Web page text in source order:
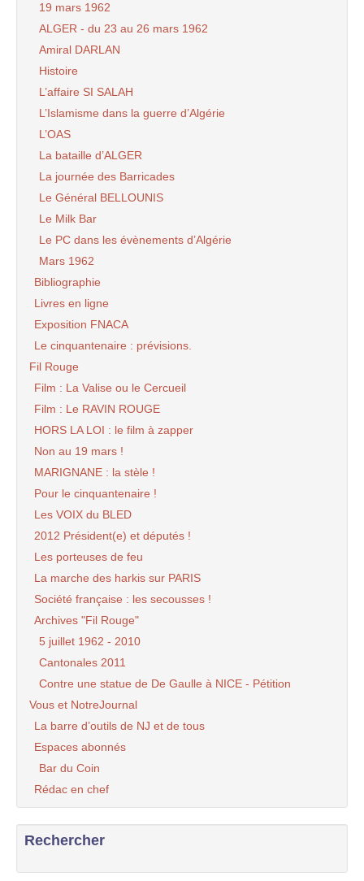
19 mars 1962
ALGER - du 23 au 26 mars 1962
Amiral DARLAN
Histoire
L’affaire SI SALAH
L’Islamisme dans la guerre d’Algérie
L’OAS
La bataille d’ALGER
La journée des Barricades
Le Général BELLOUNIS
Le Milk Bar
Le PC dans les évènements d’Algérie
Mars 1962
Bibliographie
Livres en ligne
Exposition FNACA
Le cinquantenaire : prévisions.
Fil Rouge
Film : La Valise ou le Cercueil
Film : Le RAVIN ROUGE
HORS LA LOI : le film à zapper
Non au 19 mars !
MARIGNANE : la stèle !
Pour le cinquantenaire !
Les VOIX du BLED
2012 Président(e) et députés !
Les porteuses de feu
La marche des harkis sur PARIS
Société française : les secousses !
Archives "Fil Rouge"
5 juillet 1962 - 2010
Cantonales 2011
Contre une statue de De Gaulle à NICE - Pétition
Vous et NotreJournal
La barre d’outils de NJ et de tous
Espaces abonnés
Bar du Coin
Rédac en chef
Rechercher